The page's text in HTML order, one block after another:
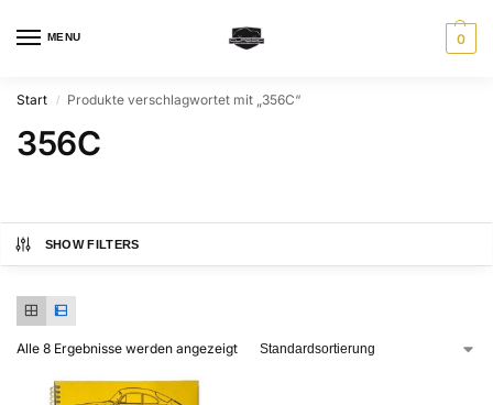
MENU 0
Start / Produkte verschlagwortet mit „356C“
356C
SHOW FILTERS
Alle 8 Ergebnisse werden angezeigt